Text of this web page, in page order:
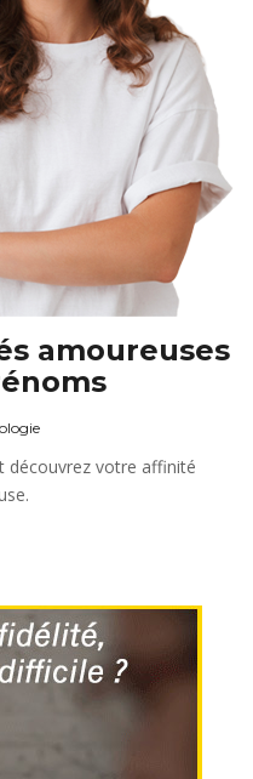
amoureuses
découvrez votre affinité